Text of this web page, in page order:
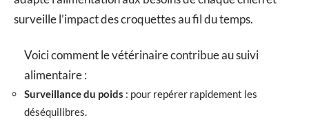
surveille l’impact des croquettes au fil du temps.
Voici comment le vétérinaire contribue au suivi
alimentaire :
Surveillance du poids : pour repérer rapidement les
déséquilibres.